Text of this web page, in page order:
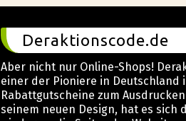
Deraktionscode.de
Aber nicht nur Online-Shops!
einer der Pioniere in Deutschland
Rabattgutscheine zum
seinem neuen Design, hat es sich